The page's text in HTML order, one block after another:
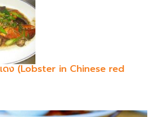
ดง (Lobster in Chinese red